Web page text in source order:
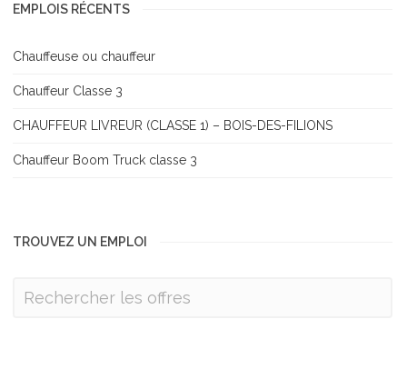
EMPLOIS RÉCENTS
Chauffeuse ou chauffeur
Chauffeur Classe 3
CHAUFFEUR LIVREUR (CLASSE 1) – BOIS-DES-FILIONS
Chauffeur Boom Truck classe 3
TROUVEZ UN EMPLOI